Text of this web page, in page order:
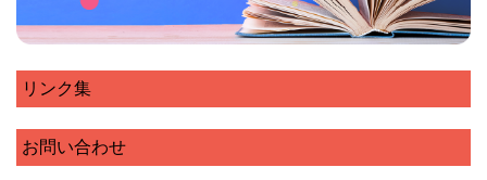
リンク集
お問い合わせ